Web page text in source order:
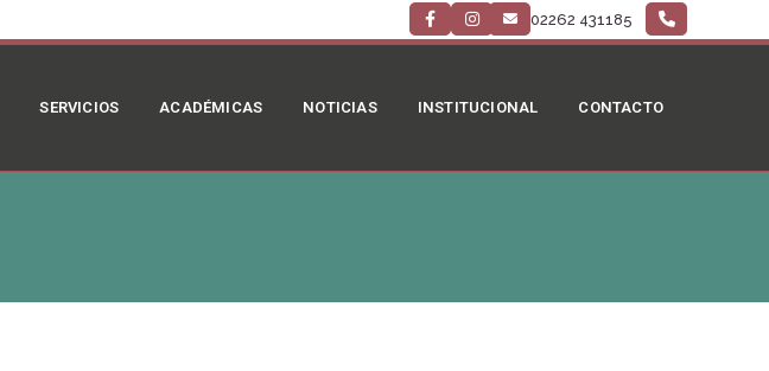
02262 431185
SERVICIOS ACADÉMICAS NOTICIAS INSTITUCIONAL CONTACTO